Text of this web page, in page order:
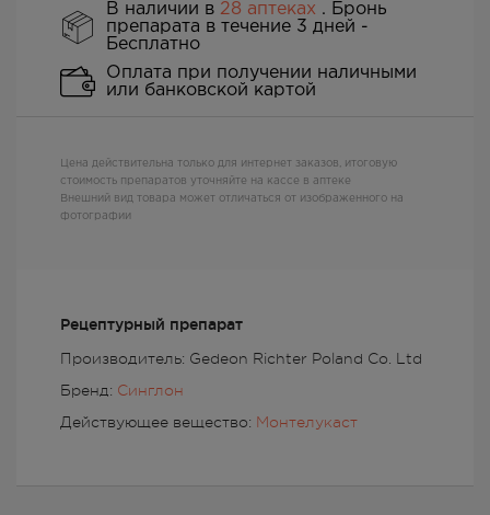
Рецептурный препарат
Производитель: Gedeon Richter Poland Co. Ltd
Бренд: Синглон
Действующее вещество: Монтелукаст
В наличии в 28 аптеках . Бронь
препарата в течение 3 дней -
Бесплатно
Оплата при получении наличными
или банковской картой
Цена действительна только для интернет заказов, итоговую
стоимость препаратов уточняйте на кассе в аптеке
Внешний вид товара может отличаться от изображенного на
фотографии